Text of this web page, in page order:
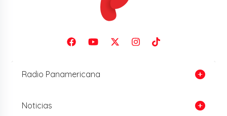
Radio Panamericana
Noticias